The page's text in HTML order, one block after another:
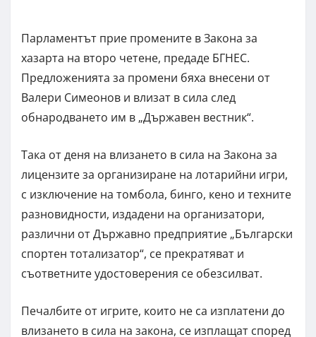
Парламентът прие промените в Закона за
хазарта на второ четене, предаде БГНЕС.
Предложенията за промени бяха внесени от
Валери Симеонов и влизат в сила след
обнародването им в „Държавен вестник“.
Така от деня на влизането в сила на Закона за
лицензите за организиране на лотарийни игри,
с изключение на томбола, бинго, кено и техните
разновидности, издадени на организатори,
различни от Държавно предприятие „Български
спортен тотализатор“, се прекратяват и
съответните удостоверения се обезсилват.
Печалбите от игрите, които не са изплатени до
влизането в сила на закона, се изплащат според